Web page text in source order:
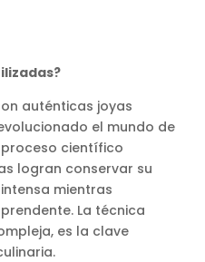
auténticas joyas
el mundo de
científico
logran conservar su
mientras
La técnica
es la clave